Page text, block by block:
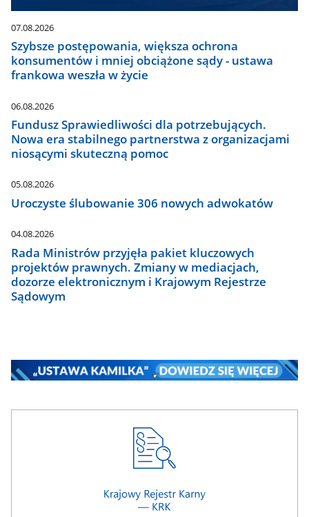
07.08.2026
Szybsze postępowania, większa ochrona
konsumentów i mniej obciążone sądy - ustawa
frankowa weszła w życie
06.08.2026
Fundusz Sprawiedliwości dla potrzebujących.
Nowa era stabilnego partnerstwa z organizacjami
niosącymi skuteczną pomoc
05.08.2026
Uroczyste ślubowanie 306 nowych adwokatów
04.08.2026
Rada Ministrów przyjęła pakiet kluczowych
projektów prawnych. Zmiany w mediacjach,
dozorze elektronicznym i Krajowym Rejestrze
Sądowym